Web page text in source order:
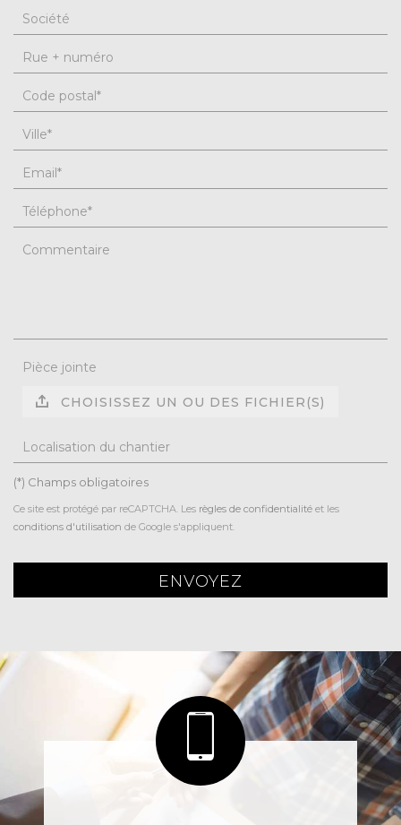
Société
Rue + numéro
Code postal*
Ville*
Email*
Téléphone*
Commentaire
Pièce jointe
CHOISISSEZ UN OU DES FICHIER(S)
Localisation du chantier
(*) Champs obligatoires
Ce site est protégé par reCAPTCHA. Les règles de confidentialité et les
conditions d'utilisation de Google s'appliquent.
ENVOYEZ